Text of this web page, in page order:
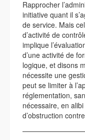
Rapprocher
initiative quant il
de service. Mais
d’activité de
implique
d’une activité de
logique, et disons
nécessite une
peut se limiter à
réglementation,
nécessaire, en
d’obstruction